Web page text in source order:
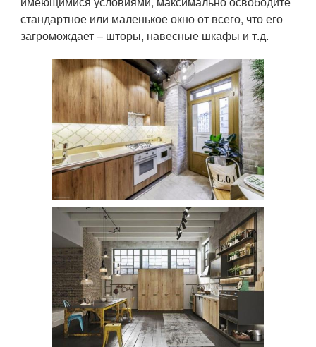
стандартное или маленькое окно от всего, что его
загромождает – шторы, навесные шкафы и т.д.